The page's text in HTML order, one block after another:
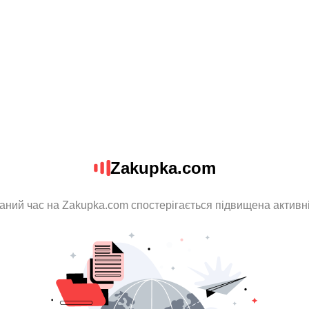
Zakupka.com
час на Zakupka.com спостерігається підвищена